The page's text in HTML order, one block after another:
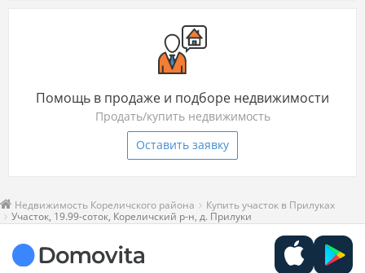
Помощь в продаже и подборе недвижимости
Продать/купить недвижимость
Оставить заявку
Недвижимость Кореличского района
Купить участок в Прилуках
Участок, 19.99-соток, Кореличский р-н, д. Прилуки